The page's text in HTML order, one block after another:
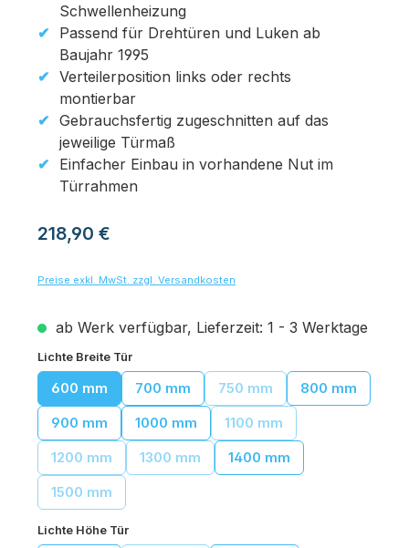
Schwellenheizung
Passend für Drehtüren und Luken ab
Baujahr 1995
Verteilerposition links oder rechts
montierbar
Gebrauchsfertig zugeschnitten auf das
jeweilige Türmaß
Einfacher Einbau in vorhandene Nut im
Türrahmen
Regulärer Preis:
218,90 €
Preise exkl. MwSt. zzgl. Versandkosten
ab Werk verfügbar, Lieferzeit: 1 - 3 Werktage
Lichte Breite Türauswählen
600 mm 700 mm 750 mm(Diese Option ist zurzeit
800 mm
900 mm
1000 mm 1100 mm(Diese Option ist zurzeit
1200 mm(Diese Option ist zurzeit nicht verfügbar.)
1300 mm(Diese Option ist zurzeit nicht
1400 mm
1500 mm(Diese Option ist zurzeit nicht verfügbar.)
Lichte Höhe Türauswählen